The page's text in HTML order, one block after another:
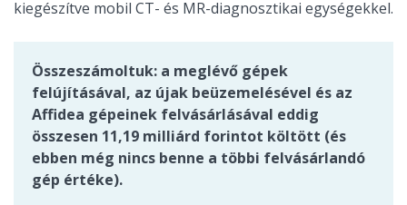
kiegészítve mobil CT- és MR-diagnosztikai egységekkel.
Összeszámoltuk: a meglévő gépek
felújításával, az újak beüzemelésével és az
Affidea gépeinek felvásárlásával eddig
összesen 11,19 milliárd forintot költött (és
ebben még nincs benne a többi felvásárlandó
gép értéke).